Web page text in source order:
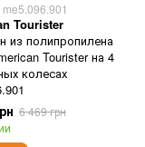
me5.096.901
Tourister
из полипропилена
Tourister на 4
колесах
6 469 грн